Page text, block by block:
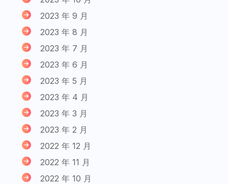
2023 年 9 月
2023 年 8 月
2023 年 7 月
2023 年 6 月
2023 年 5 月
2023 年 4 月
2023 年 3 月
2023 年 2 月
2022 年 12 月
2022 年 11 月
2022 年 10 月